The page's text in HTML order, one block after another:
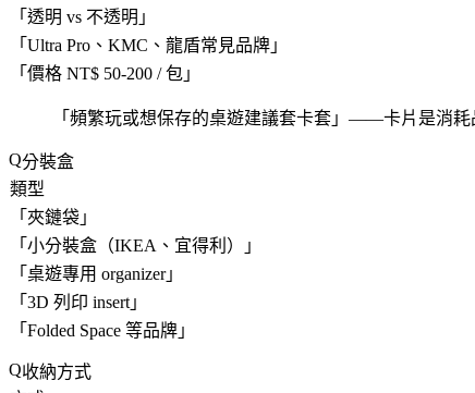
「 透明 vs 不透明 」
「 Ultra Pro、KMC、龍盾常見品牌 」
「 價格 NT$ 50-200 / 包 」
「 頻繁玩或想保存的桌遊建議套卡套 」——卡片是消耗
分裝盒
類型
「 夾鏈袋 」
「 小分裝盒（IKEA、宜得利） 」
「 桌遊專用 organizer」
「 3D 列印 insert 」
「 Folded Space 等品牌 」
收納方式